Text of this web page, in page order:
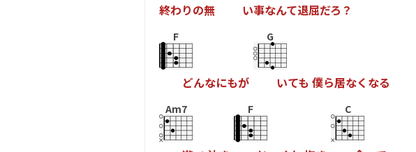
終わりの無 い事なんて退屈だろ ？
F
どんなにもが
G
いても 僕ら居なく なる
Am7 F C